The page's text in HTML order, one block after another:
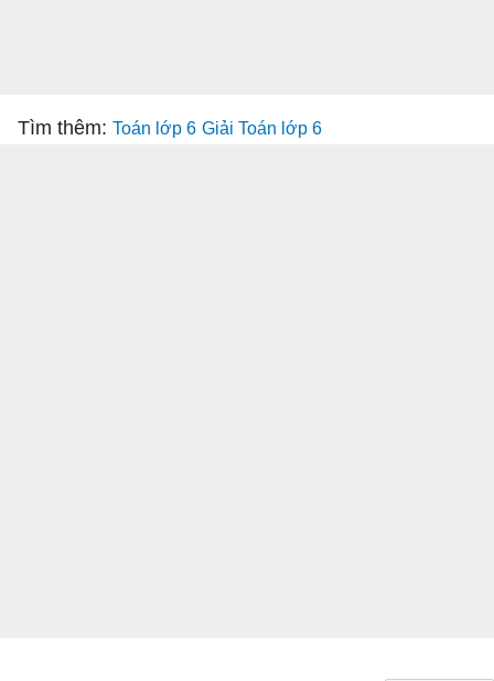
Tìm thêm: Toán lớp 6 Giải Toán lớp 6